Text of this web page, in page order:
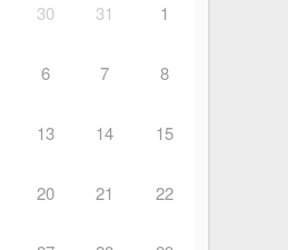
30 31 1
6 7 8
13 14 15
20 21 22